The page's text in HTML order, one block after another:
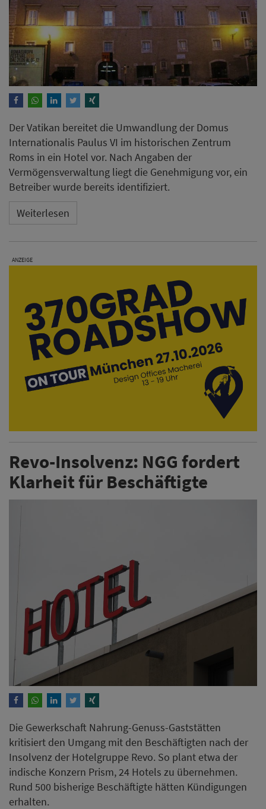
Der Vatikan bereitet die Umwandlung der Domus
Internationalis Paulus VI im historischen Zentrum
Roms in ein Hotel vor. Nach Angaben der
Vermögensverwaltung liegt die Genehmigung vor, ein
Betreiber wurde bereits identifiziert.
Weiterlesen
ANZEIGE
Revo-Insolvenz: NGG fordert
Klarheit für Beschäftigte
Die Gewerkschaft Nahrung-Genuss-Gaststätten
kritisiert den Umgang mit den Beschäftigten nach der
Insolvenz der Hotelgruppe Revo. So plant etwa der
indische Konzern Prism, 24 Hotels zu übernehmen.
Rund 500 bisherige Beschäftigte hätten Kündigungen
erhalten.